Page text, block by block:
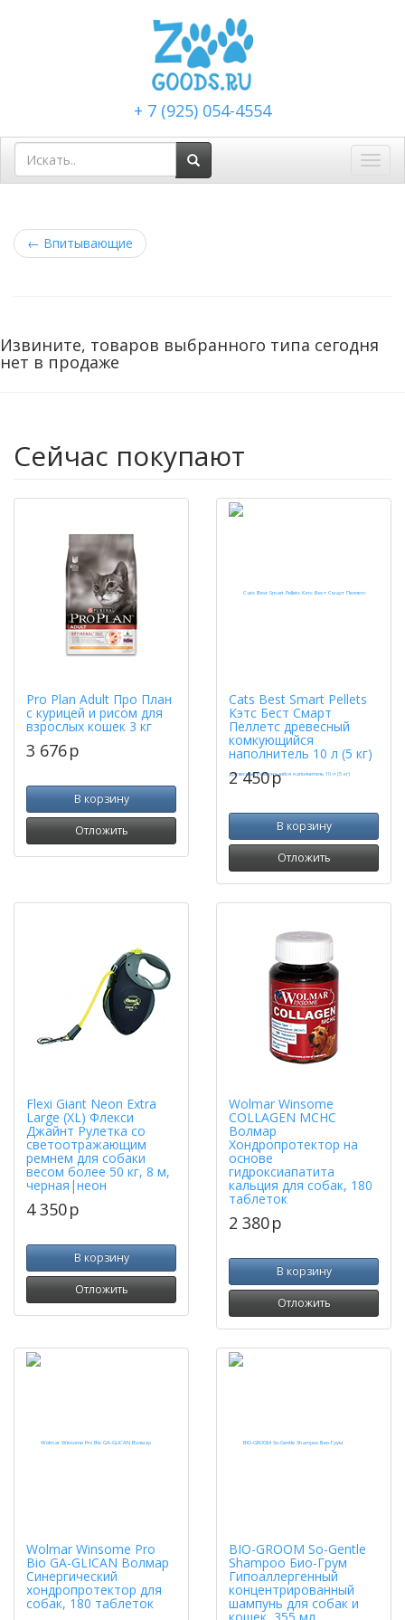
+ 7 (925) 054-4554
← Впитывающие
Извините, товаров выбранного типа сегодня
нет в продаже
Сейчас покупают
Pro Plan Adult Про План
с курицей и рисом для
взрослых кошек 3 кг
3 676p
В корзину
Отложить
Cats Best Smart Pellets
Кэтс Бест Смарт
Пеллетс древесный
комкующийся
наполнитель 10 л (5 кг)
2 450p
В корзину
Отложить
Flexi Giant Neon Extra
Large (XL) Флекси
Джайнт Рулетка со
светоотражающим
ремнем для собаки
весом более 50 кг, 8 м,
черная|неон
4 350p
В корзину
Отложить
Wolmar Winsome
COLLAGEN MCHC
Волмар
Хондропротектор на
основе
гидроксиапатита
кальция для собак, 180
таблеток
2 380p
В корзину
Отложить
Wolmar Winsome Pro
Bio GA-GLICAN Волмар
Синергический
хондропротектор для
собак, 180 таблеток
BIO-GROOM So-Gentle
Shampoo Био-Грум
Гипоаллергенный
концентрированный
шампунь для собак и